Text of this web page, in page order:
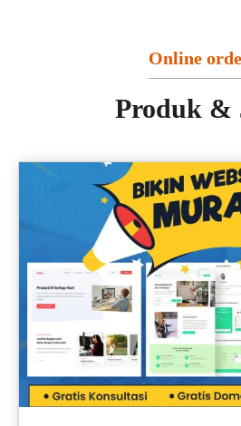
Online
Produk &